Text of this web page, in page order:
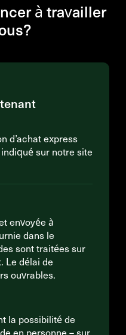
à travailler
d’achat express
sur notre site
envoyée à
dans le
sont traitées sur
Le délai de
ouvrables.
la possibilité de
en personne – sur